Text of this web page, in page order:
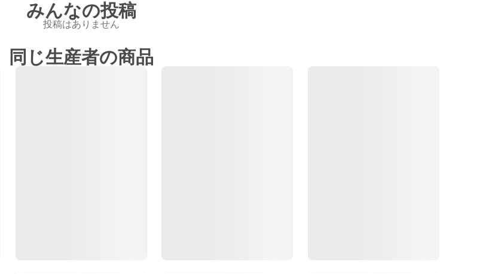
みんなの投稿
投稿はありません
同じ生産者の商品